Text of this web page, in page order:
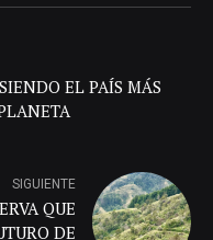
EL PAÍS MÁS
SIGUIENTE
QUE
DE